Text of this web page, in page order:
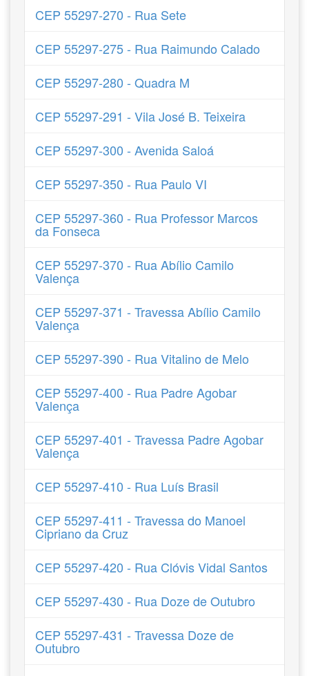
CEP 55297-270 - Rua Sete
CEP 55297-275 - Rua Raimundo Calado
CEP 55297-280 - Quadra M
CEP 55297-291 - Vila José B. Teixeira
CEP 55297-300 - Avenida Saloá
CEP 55297-350 - Rua Paulo VI
CEP 55297-360 - Rua Professor Marcos
da Fonseca
CEP 55297-370 - Rua Abílio Camilo
Valença
CEP 55297-371 - Travessa Abílio Camilo
Valença
CEP 55297-390 - Rua Vitalino de Melo
CEP 55297-400 - Rua Padre Agobar
Valença
CEP 55297-401 - Travessa Padre Agobar
Valença
CEP 55297-410 - Rua Luís Brasil
CEP 55297-411 - Travessa do Manoel
Cipriano da Cruz
CEP 55297-420 - Rua Clóvis Vidal Santos
CEP 55297-430 - Rua Doze de Outubro
CEP 55297-431 - Travessa Doze de
Outubro